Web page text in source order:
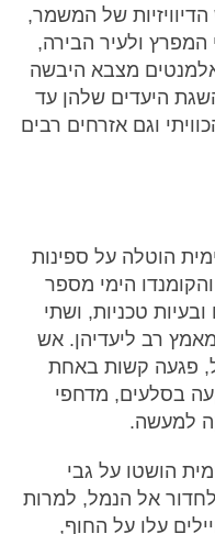
של המשמר,
המפרץ ולעיר הבירה,
מצבא היבשה
היעדים שלהן עד
וגם אזרחים רבים
הוטלה על ספינות
הימי מספר
טכניות, ושתי
רב ליעדיהן. אש
פגעה קשות באחת
בסלעים, מדחפי
למעשה.
הושטו על גבי
אל הנמל, למרות
עלו על החוף,